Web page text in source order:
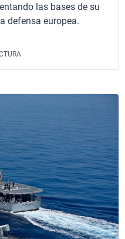
las bases de su
defensa europea.